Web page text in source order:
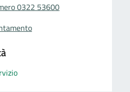
0322 53600